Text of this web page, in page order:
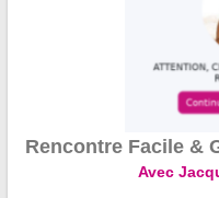
Rencontre Facile &
Avec